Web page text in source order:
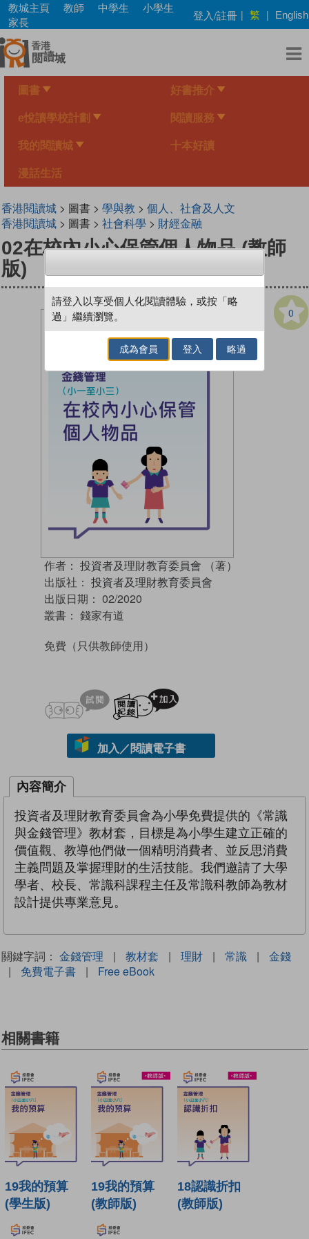
Skip
main
content
教城主頁 教師 中學生
小學生
家長
登入/註冊 | 繁 | English
圖書 好書推介
e悅讀學校計劃 閱讀服務
我的閱讀城 十本好讀
漫話生活
香港閱讀城> 圖書 > 學與教 > 個人、社會及人文
香港閱讀城> 圖書 > 社會科學 > 財經金融
02在校內小心保管個人物品 (教師
版)
0
作者： 投資者及理財教育委員會 （著）
出版社： 投資者及理財教育委員會
出版日期： 02/2020
叢書： 錢家有道
免費 （只供教師使用）
試閲
加入／閱讀電子書
內容簡介
投資者及理財教育委員會為小學免費提供的《常識
與金錢管理》教材套，目標是為小學生建立正確的
價值觀、教導他們做一個精明消費者、並反思消費
主義問題及掌握理財的生活技能。我們邀請了大學
學者、校長、常識科課程主任及常識科教師為教材
設計提供專業意見。
關鍵字詞： 金錢管理 | 教材套 | 理財 | 常識 |
金錢
|
免費電子書 | Free eBook
相關書籍
19我的預算
(學生版)
19我的預算
(教師版)
18認識折扣
(教師版)
請登入以享受個人化閱讀體驗，或按「略
過」繼續瀏覽。
成為會員 登入 略過